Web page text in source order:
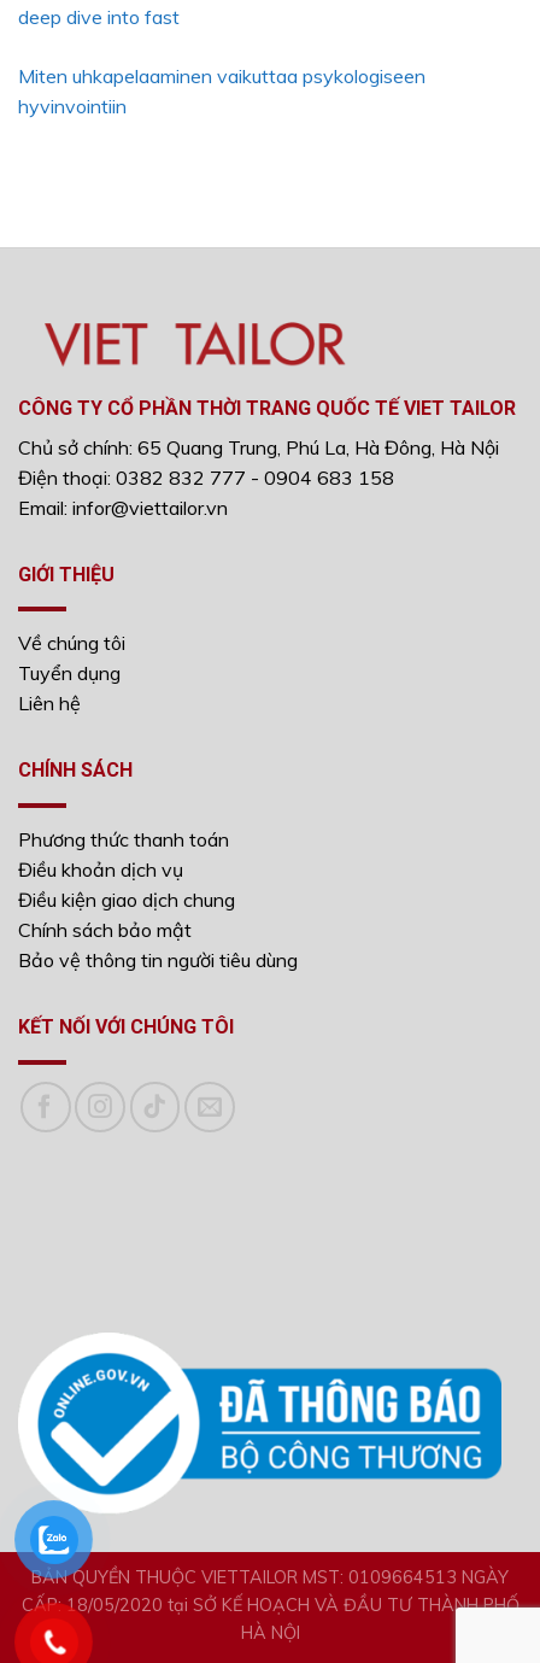
deep dive into fast
Miten uhkapelaaminen vaikuttaa psykologiseen
hyvinvointiin
CÔNG TY CỔ PHẦN THỜI TRANG QUỐC TẾ VIET TAILOR
Chủ sở chính: 65 Quang Trung, Phú La, Hà Đông, Hà Nội
Điện thoại: 0382 832 777 - 0904 683 158
Email: infor@viettailor.vn
GIỚI THIỆU
Về chúng tôi
Tuyển dụng
Liên hệ
CHÍNH SÁCH
Phương thức thanh toán
Điều khoản dịch vụ
Điều kiện giao dịch chung
Chính sách bảo mật
Bảo vệ thông tin người tiêu dùng
KẾT NỐI VỚI CHÚNG TÔI
BẢN QUYỀN THUỘC VIETTAILOR MST: 0109664513 NGÀY
CẤP: 18/05/2020 tại SỞ KẾ HOẠCH VÀ ĐẦU TƯ THÀNH PHỐ
HÀ NỘI